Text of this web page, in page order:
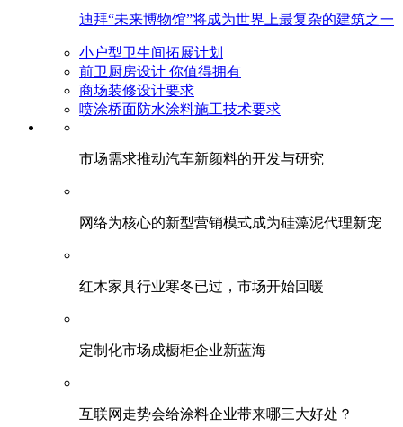
迪拜“未来博物馆”将成为世界上最复杂的建筑之一
小户型卫生间拓展计划
前卫厨房设计 你值得拥有
商场装修设计要求
喷涂桥面防水涂料施工技术要求
市场需求推动汽车新颜料的开发与研究
网络为核心的新型营销模式成为硅藻泥代理新宠
红木家具行业寒冬已过，市场开始回暖
定制化市场成橱柜企业新蓝海
互联网走势会给涂料企业带来哪三大好处？